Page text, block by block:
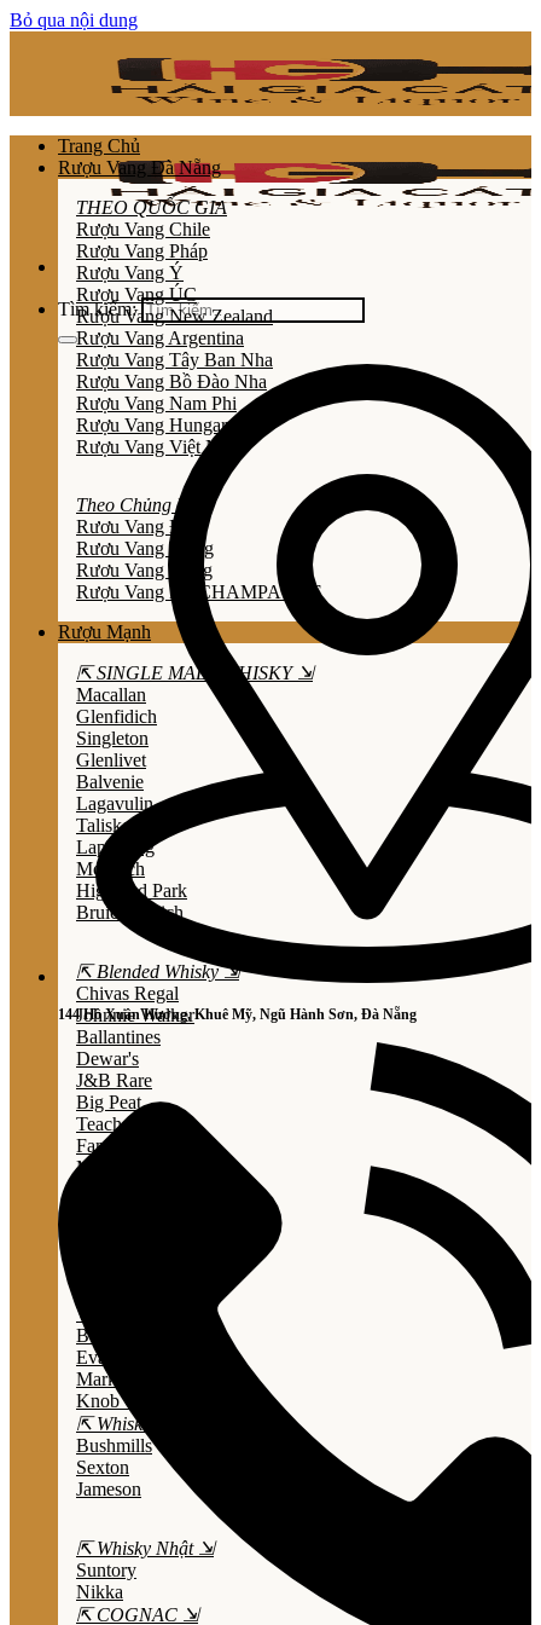
Bỏ qua nội dung
Tìm kiếm:
144 Hồ Xuân Hương, Khuê Mỹ, Ngũ Hành Sơn, Đà Nẵng
Trang Chủ
Rượu Vang Đà Nẵng
THEO QUỐC GIA
Rượu Vang Chile
Rượu Vang Pháp
Rượu Vang Ý
Rượu Vang ÚC
Rượu Vang New Zealand
Rượu Vang Argentina
Rượu Vang Tây Ban Nha
Rượu Vang Bồ Đào Nha
Rượu Vang Nam Phi
Rượu Vang Hungary
Rượu Vang Việt Nam
Theo Chủng Loại
Rươu Vang Đỏ
Rươu Vang Trắng
Rươu Vang Hồng
Rượu Vang Nổ/CHAMPAGNE
Rượu Mạnh
⇱ SINGLE MALT WHISKY ⇲
Macallan
Glenfidich
Singleton
Glenlivet
Balvenie
Lagavulin
Talisker
Laphroaig
Mortlach
Highland Park
Bruichladdich
⇱ Blended Whisky ⇲
Chivas Regal
Johnnie Walker
Ballantines
Dewar's
J&B Rare
Big Peat
Teacher's
Famous Grouse
Monkey Shouder
Wild Turkey
Bulleit Bourbon
Evan Williams
Marker's Mark
Knob Creek
⇱ Whiskey Ailen ⇲
Bushmills
Sexton
Jameson
⇱ Whisky Nhật ⇲
Suntory
Nikka
⇱ COGNAC ⇲